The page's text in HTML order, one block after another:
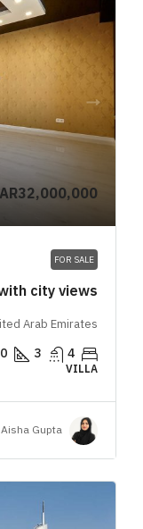
FOR SALE
city views
Arab Emirates
4
3
VILLA
Aisha Gupta